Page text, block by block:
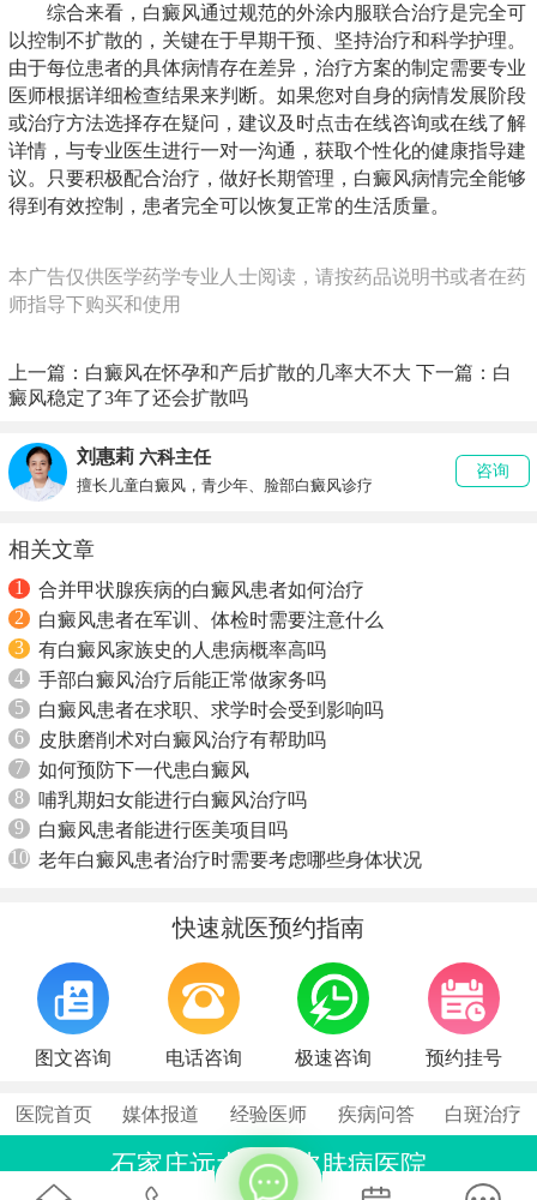
综合来看，白癜风通过规范的外涂内服联合治疗是完全可
以控制不扩散的，关键在于早期干预、坚持治疗和科学护理。
由于每位患者的具体病情存在差异，治疗方案的制定需要专业
医师根据详细检查结果来判断。如果您对自身的病情发展阶段
或治疗方法选择存在疑问，建议及时点击在线咨询或在线了解
详情，与专业医生进行一对一沟通，获取个性化的健康指导建
议。只要积极配合治疗，做好长期管理，白癜风病情完全能够
得到有效控制，患者完全可以恢复正常的生活质量。
本广告仅供医学药学专业人士阅读，请按药品说明书或者在药
师指导下购买和使用
上一篇： 白癜风在怀孕和产后扩散的几率大不大 下一篇： 白
癜风稳定了3年了还会扩散吗
刘惠莉 六科主任
擅长儿童白癜风，青少年、脸部白癜风诊疗
咨询
相关文章
1
合并甲状腺疾病的白癜风患者如何治疗
2
白癜风患者在军训、体检时需要注意什么
3
有白癜风家族史的人患病概率高吗
4
手部白癜风治疗后能正常做家务吗
5
白癜风患者在求职、求学时会受到影响吗
6
皮肤磨削术对白癜风治疗有帮助吗
7
如何预防下一代患白癜风
8
哺乳期妇女能进行白癜风治疗吗
9
白癜风患者能进行医美项目吗
10 老年白癜风患者治疗时需要考虑哪些身体状况
快速就医预约指南
图文咨询 电话咨询 极速咨询 预约挂号
医院首页 媒体报道 经验医师 疾病问答 白斑治疗
石家庄远大中医皮肤病医院